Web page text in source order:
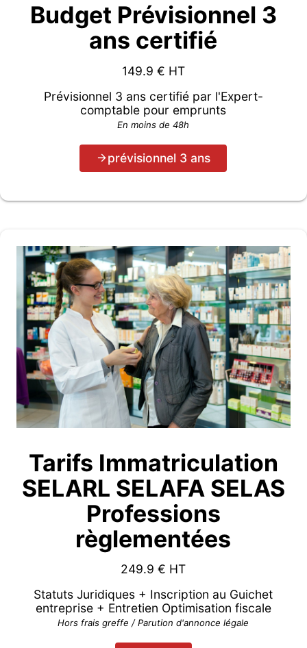
Budget Prévisionnel 3
ans certifié
149.9 € HT
Prévisionnel 3 ans certifié par l'Expert-
comptable pour emprunts
En moins de 48h
prévisionnel 3 ans
Tarifs Immatriculation
SELARL SELAFA SELAS
Professions
règlementées
249.9 € HT
Statuts Juridiques + Inscription au Guichet
entreprise + Entretien Optimisation fiscale
Hors frais greffe / Parution d'annonce légale